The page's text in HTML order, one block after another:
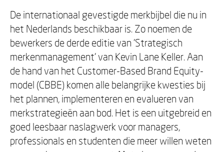
De internationaal gevestigde merkbijbel die nu in
het Nederlands beschikbaar is. Zo noemen de
bewerkers de derde editie van 'Strategisch
merkenmanagement' van Kevin Lane Keller. Aan
de hand van het Customer-Based Brand Equity-
model (CBBE) komen alle belangrijke kwesties bij
het plannen, implementeren en evalueren van
merkstrategieën aan bod. Het is een uitgebreid en
goed leesbaar naslagwerk voor managers,
professionals en studenten die meer willen weten